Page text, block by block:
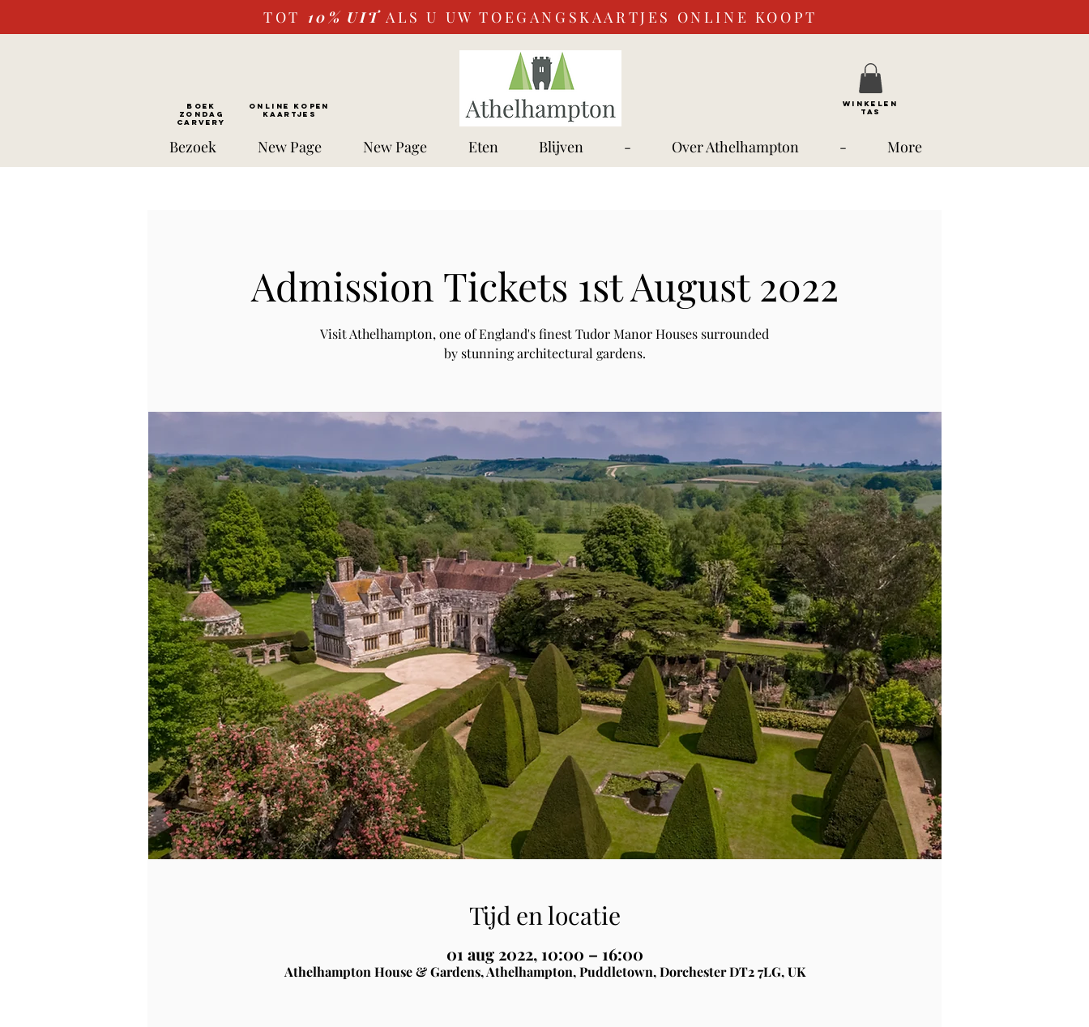
TOT 10% UIT ALS U UW TOEGANGSKAARTJES ONLINE KOOPT
BOEK
ZONDAG
CARVERY
ONLINE kopen
Kaartjes
WINKELEN
TAS
Bezoek New Page New Page Eten Blijven - Over Athelhampton - More
Admission Tickets 1st August 2022
Visit Athelhampton, one of England's finest Tudor Manor Houses surrounded
by stunning architectural gardens.
Tijd en locatie
01 aug 2022, 10:00 – 16:00
Athelhampton House & Gardens, Athelhampton, Puddletown, Dorchester DT2 7LG, UK